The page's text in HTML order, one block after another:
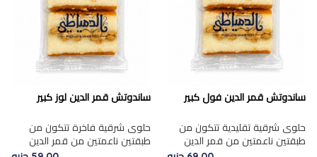
ساندوتش قمر الدين فول كبير
حلوى شرقية تقليدية تتكون من
طبقتين ناعمتين من قمر الدين
الفاخر، تتوسطهما حشوة غنية من
ساندوتش قمر الدين لوز كبير
حلوى شرقية فاخرة تتكون من
طبقتين ناعمتين من قمر الدين
الفاخر، تتوسطهما حشوة غنية من